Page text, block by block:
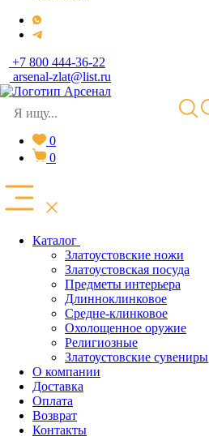
+7 800 444-36-22
arsenal-zlat@list.ru
0
0
Каталог
Златоустовские ножи
Златоустовская посуда
Предметы интерьера
Длинноклинковое
Средне-клинковое
Охолощенное оружие
Религиозные
Златоустовские сувениры
О компании
Доставка
Оплата
Возврат
Контакты